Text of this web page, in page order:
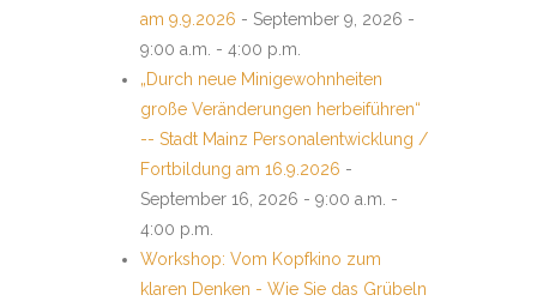
am 9.9.2026 - September 9, 2026 -
9:00 a.m. - 4:00 p.m.
„Durch neue Minigewohnheiten
große Veränderungen herbeiführen“
-- Stadt Mainz Personalentwicklung /
Fortbildung am 16.9.2026 -
September 16, 2026 - 9:00 a.m. -
4:00 p.m.
Workshop: Vom Kopfkino zum
klaren Denken - Wie Sie das Grübeln